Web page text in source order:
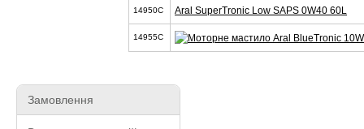
14950C Aral SuperTronic Low SAPS 0W40 60L
14955C
Замовлення